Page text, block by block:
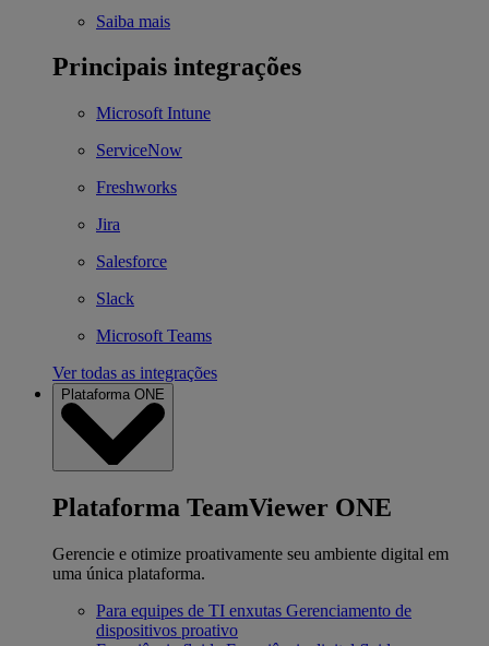
Saiba mais
Principais integrações
Microsoft Intune
ServiceNow
Freshworks
Jira
Salesforce
Slack
Microsoft Teams
Ver todas as integrações
Plataforma ONE
Plataforma TeamViewer ONE
Gerencie e otimize proativamente seu ambiente digital em
uma única plataforma.
Para equipes de TI enxutas Gerenciamento de
dispositivos proativo